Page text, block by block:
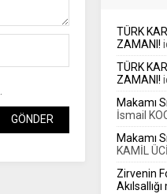
TÜRK
ZAMANI!
TÜRK
ZAMANI!
Makamı
İsmail
Makamı
KAMİL ÜCİ
Zirvenin
Akılsallığı